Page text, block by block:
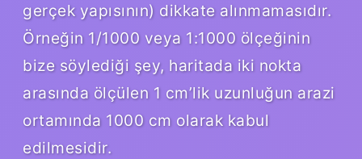
gerçek yapısının) dikkate alınmamasıdır.
Örneğin 1/1000 veya 1:1000 ölçeğinin
bize söylediği şey, haritada iki nokta
arasında ölçülen 1 cm’lik uzunluğun arazi
ortamında 1000 cm olarak kabul
edilmesidir.